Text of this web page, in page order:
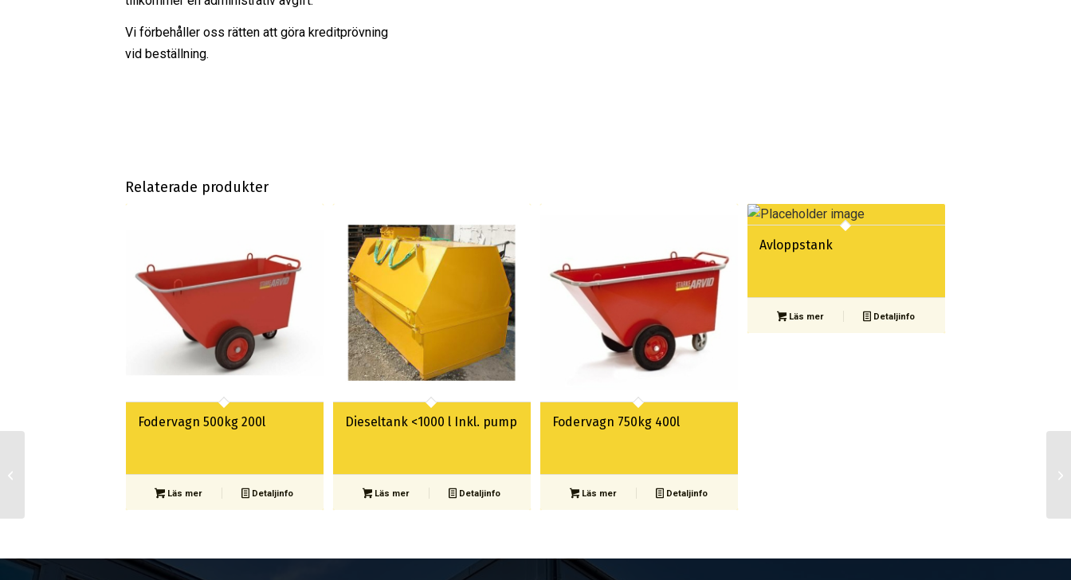
Vi förbehåller oss rätten att göra kreditprövning
vid beställning.
Relaterade produkter
Fodervagn 500kg 200l
Läs mer Detaljinfo
Dieseltank <1000 l Inkl. pump
Läs mer Detaljinfo
Fodervagn 750kg 400l
Läs mer Detaljinfo
Avloppstank
Läs mer Detaljinfo